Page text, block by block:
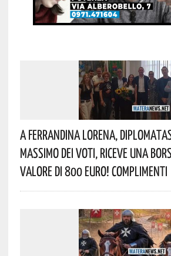
A Ferrandina Lorena,
Massimo Dei Voti, Riceve Una
Valore Di 800 Euro! Complimenti